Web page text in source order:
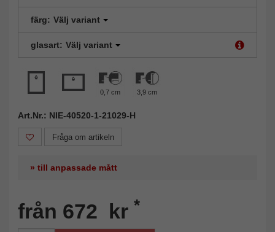
färg: Välj variant
glasart: Välj variant
0,7 cm 3,9 cm
Art.Nr.: NIE-40520-1-21029-H
Fråga om artikeln
» till anpassade mått
från 672 kr *